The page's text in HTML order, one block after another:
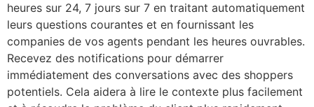
heures sur 24, 7 jours sur 7 en traitant automatiquement
leurs questions courantes et en fournissant les
companies de vos agents pendant les heures ouvrables.
Recevez des notifications pour démarrer
immédiatement des conversations avec des shoppers
potentiels. Cela aidera à lire le contexte plus facilement